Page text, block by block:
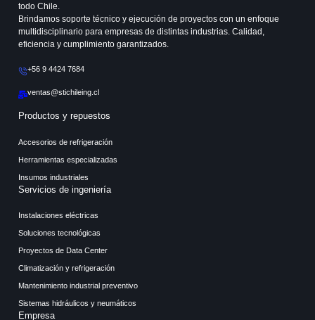
todo Chile.
Brindamos soporte técnico y ejecución de proyectos con un enfoque
multidisciplinario para empresas de distintas industrias. Calidad,
eficiencia y cumplimiento garantizados.
+56 9 4424 7684
ventas@stichileing.cl
Productos y repuestos
Accesorios de refrigeración
Herramientas especializadas
Insumos industriales
Servicios de ingeniería
Instalaciones eléctricas
Soluciones tecnológicas
Proyectos de Data Center
Climatización y refrigeración
Mantenimiento industrial preventivo
Sistemas hidráulicos y neumáticos
Empresa